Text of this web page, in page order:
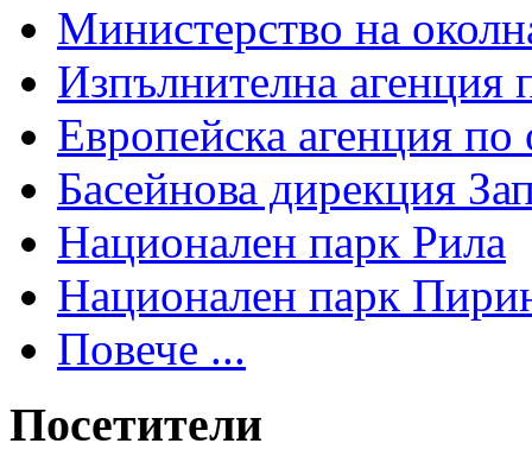
Министерство на
Изпълнителна агенция
Европейска агенция по
Басейнова дирекция
Национален парк Рила
Национален парк
Повече ...
Посетители